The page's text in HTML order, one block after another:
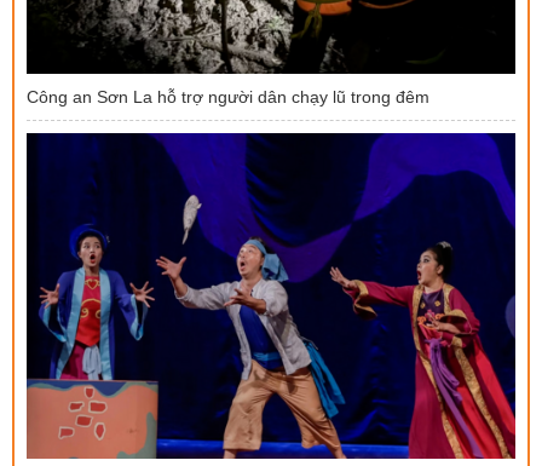
Công an Sơn La hỗ trợ người dân chạy lũ trong đêm